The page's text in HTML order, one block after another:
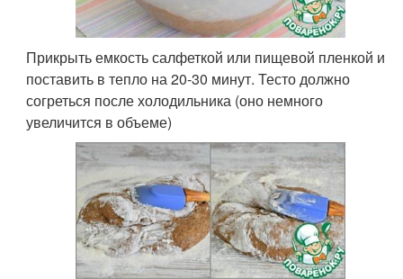
Прикрыть емкость салфеткой или пищевой пленкой и
поставить в тепло на 20-30 минут. Тесто должно
согреться после холодильника (оно немного
увеличится в объеме)